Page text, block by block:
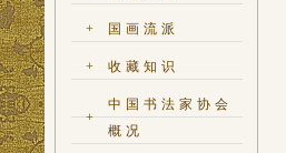
+ 国画流派
+ 收藏知识
+
中国书法家协会
概况